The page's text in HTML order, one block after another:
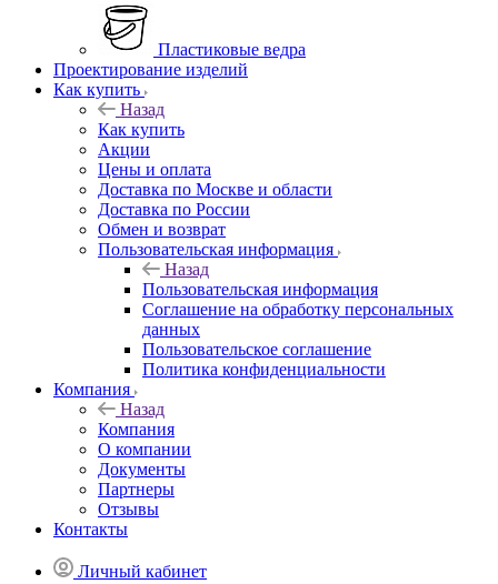
Пластиковые ведра
Проектирование изделий
Как купить
Назад
Как купить
Акции
Цены и оплата
Доставка по Москве и области
Доставка по России
Обмен и возврат
Пользовательская информация
Назад
Пользовательская информация
Соглашение на обработку персональных
данных
Пользовательское соглашение
Политика конфиденциальности
Компания
Назад
Компания
О компании
Документы
Партнеры
Отзывы
Контакты
Личный кабинет